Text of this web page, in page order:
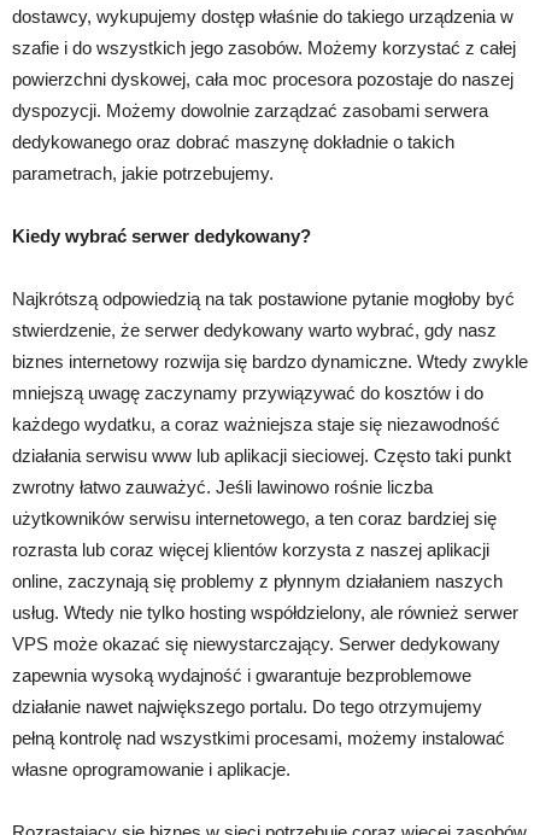
dostawcy, wykupujemy dostęp właśnie do takiego urządzenia w
szafie i do wszystkich jego zasobów. Możemy korzystać z całej
powierzchni dyskowej, cała moc procesora pozostaje do naszej
dyspozycji. Możemy dowolnie zarządzać zasobami serwera
dedykowanego oraz dobrać maszynę dokładnie o takich
parametrach, jakie potrzebujemy.
Kiedy wybrać serwer dedykowany?
Najkrótszą odpowiedzią na tak postawione pytanie mogłoby być
stwierdzenie, że serwer dedykowany warto wybrać, gdy nasz
biznes internetowy rozwija się bardzo dynamiczne. Wtedy zwykle
mniejszą uwagę zaczynamy przywiązywać do kosztów i do
każdego wydatku, a coraz ważniejsza staje się niezawodność
działania serwisu www lub aplikacji sieciowej. Często taki punkt
zwrotny łatwo zauważyć. Jeśli lawinowo rośnie liczba
użytkowników serwisu internetowego, a ten coraz bardziej się
rozrasta lub coraz więcej klientów korzysta z naszej aplikacji
online, zaczynają się problemy z płynnym działaniem naszych
usług. Wtedy nie tylko hosting współdzielony, ale również serwer
VPS może okazać się niewystarczający. Serwer dedykowany
zapewnia wysoką wydajność i gwarantuje bezproblemowe
działanie nawet największego portalu. Do tego otrzymujemy
pełną kontrolę nad wszystkimi procesami, możemy instalować
własne oprogramowanie i aplikacje.